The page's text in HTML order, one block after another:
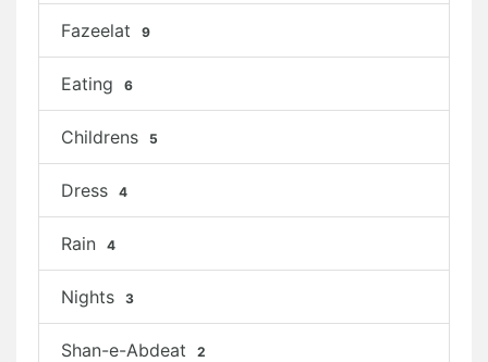
Fazeelat 9
Eating 6
Childrens 5
Dress 4
Rain 4
Nights 3
Shan-e-Abdeat 2